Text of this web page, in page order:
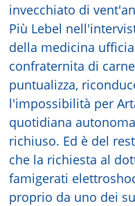
invecchiato di
Più Lebel
della medicina
confraternita di
puntualizza,
l'impossibilità per
quotidiana
richiuso. Ed è del
che la richiesta al
famigerati
proprio da uno dei